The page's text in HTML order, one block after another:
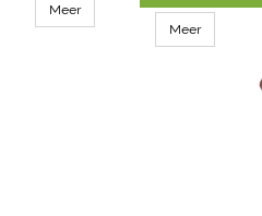
gebruikt kan
worden.
Meer
klauw schoon
en breng een
verzorgende
Meer